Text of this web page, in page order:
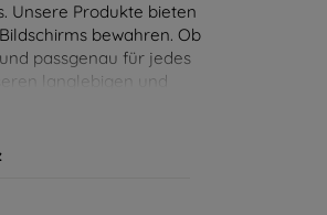
Unsere Produkte bieten
bewahren. Ob
passgenau für jedes
langlebigen und